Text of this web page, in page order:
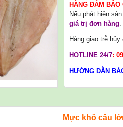
HÀNG ĐẢM BẢO
Nếu phát hiện
giá trị đơn hàng
Hàng giao trễ
HOTLINE 24/7:
HƯỚNG DẪN
Mực khô câu